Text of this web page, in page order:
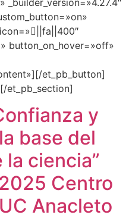
_builder_version=»4.27.4″
button_on_hover=»off»
et_pb_button]
et_pb_section]
y
base del
ciencia”
Centro
Anacleto